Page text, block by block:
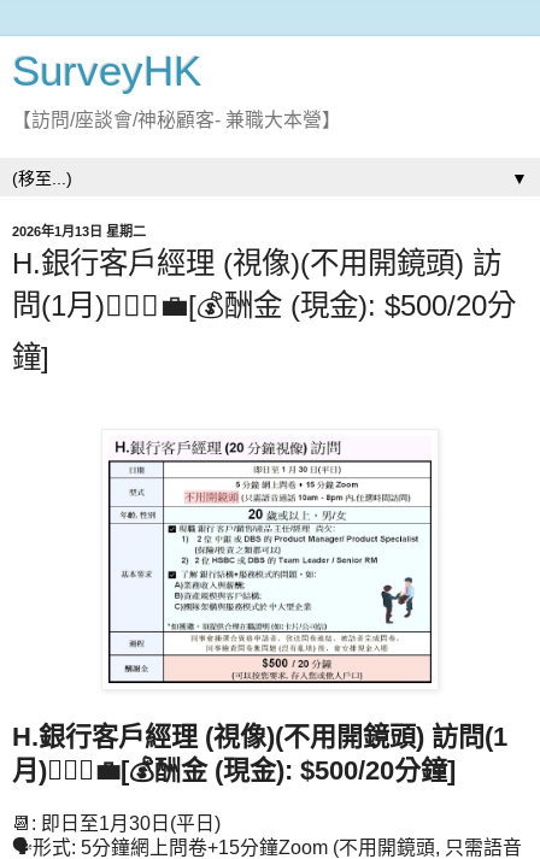
SurveyHK
【訪問/座談會/神秘顧客- 兼職大本營】
▼
2026年1月13日 星期二
H.銀行客戶經理 (視像)(不用開鏡頭) 訪
問(1月)👩🏻‍⚖️💼[💰酬金 (現金): $500/20分
鐘]
H.銀行客戶經理 (視像)(不用開鏡頭) 訪問(1
月)👩🏻‍⚖️💼[💰酬金 (現金): $500/20分鐘]
📆: 即日至1月30日(平日)
🗣️形式: 5分鐘網上問卷+15分鐘Zoom (不用開鏡頭, 只需語音